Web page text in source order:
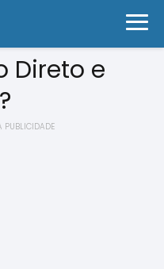
Direto e
PUBLICIDADE